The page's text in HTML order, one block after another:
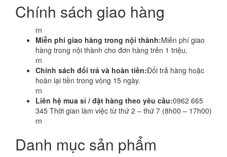
Chính sách giao hàng
rn
Miễn phí giao hàng trong nội thành:Miễn phí giao
hàng trong nội thành cho đơn hàng trên 1 triệu.
rn
Chính sách đổi trả và hoàn tiền:Đổi trả hàng hoặc
hoàn lại tiền trong vòng 15 ngày.
rn
Liên hệ mua sỉ / đặt hàng theo yêu cầu:0962 665
345 Thời gian làm việc từ thứ 2 – thứ 7 (8h00 – 17h00)
rn
Danh mục sản phẩm